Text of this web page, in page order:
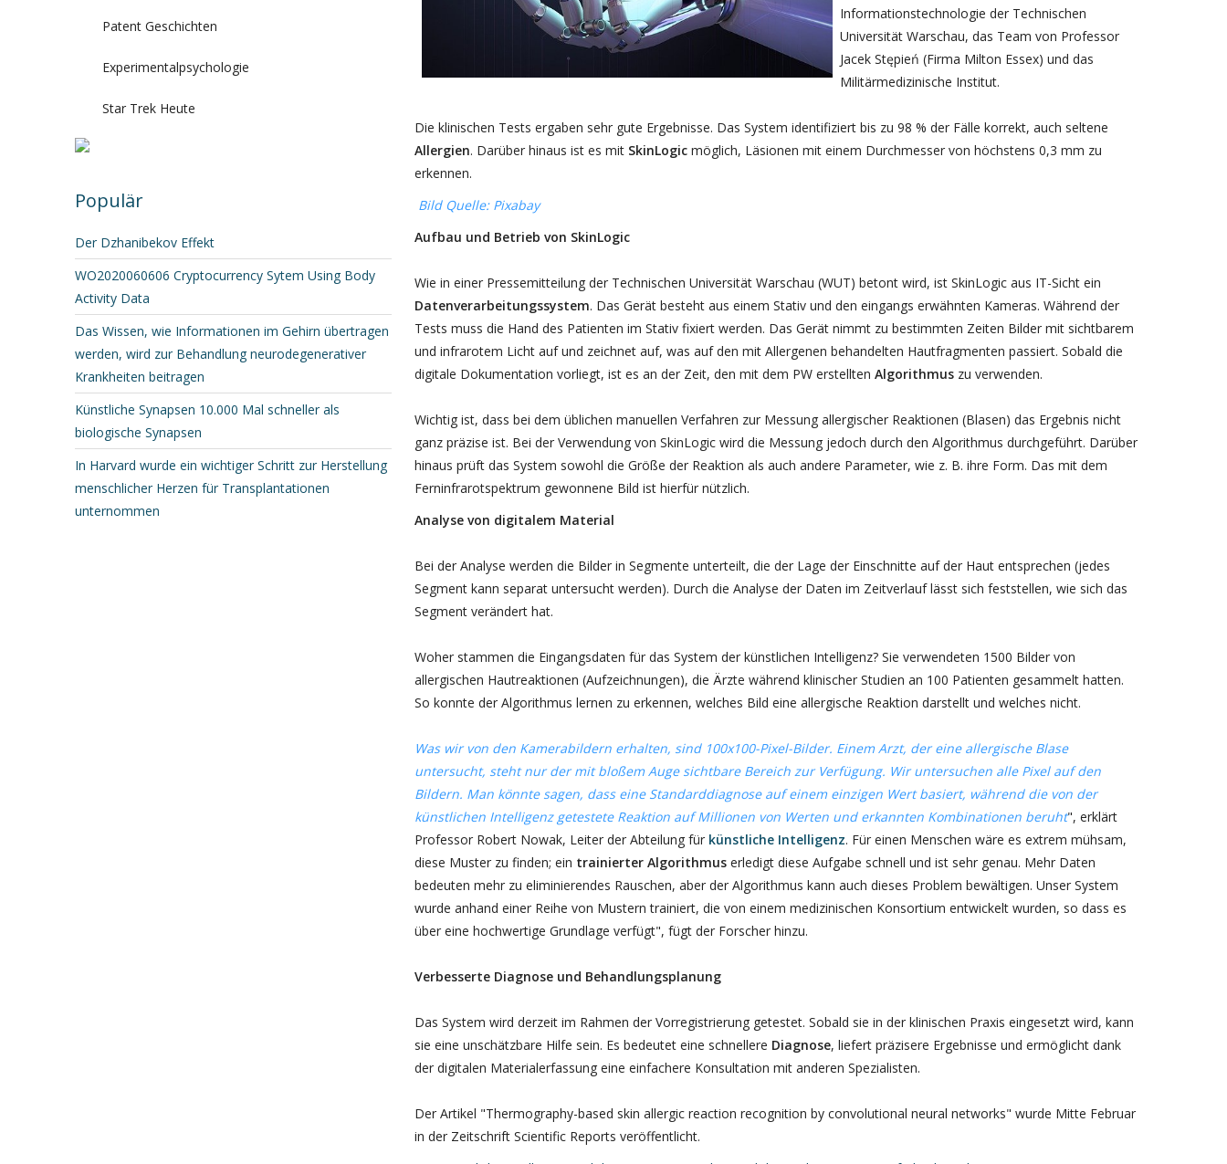
Informationstechnologie der Technischen
Universität Warschau, das Team von Professor
Jacek Stępień (Firma Milton Essex) und das
Militärmedizinische Institut.
Die klinischen Tests ergaben sehr gute Ergebnisse. Das System identifiziert bis zu 98 % der Fälle korrekt, auch seltene
Allergien. Darüber hinaus ist es mit SkinLogic möglich, Läsionen mit einem Durchmesser von höchstens 0,3 mm zu
erkennen.
Bild Quelle: Pixabay
Aufbau und Betrieb von SkinLogic
Wie in einer Pressemitteilung der Technischen Universität Warschau (WUT) betont wird, ist SkinLogic aus IT-Sicht ein
Datenverarbeitungssystem. Das Gerät besteht aus einem Stativ und den eingangs erwähnten Kameras. Während der
Tests muss die Hand des Patienten im Stativ fixiert werden. Das Gerät nimmt zu bestimmten Zeiten Bilder mit sichtbarem
und infrarotem Licht auf und zeichnet auf, was auf den mit Allergenen behandelten Hautfragmenten passiert. Sobald die
digitale Dokumentation vorliegt, ist es an der Zeit, den mit dem PW erstellten Algorithmus zu verwenden.
Wichtig ist, dass bei dem üblichen manuellen Verfahren zur Messung allergischer Reaktionen (Blasen) das Ergebnis nicht
ganz präzise ist. Bei der Verwendung von SkinLogic wird die Messung jedoch durch den Algorithmus durchgeführt. Darüber
hinaus prüft das System sowohl die Größe der Reaktion als auch andere Parameter, wie z. B. ihre Form. Das mit dem
Ferninfrarotspektrum gewonnene Bild ist hierfür nützlich.
Analyse von digitalem Material
Bei der Analyse werden die Bilder in Segmente unterteilt, die der Lage der Einschnitte auf der Haut entsprechen (jedes
Segment kann separat untersucht werden). Durch die Analyse der Daten im Zeitverlauf lässt sich feststellen, wie sich das
Segment verändert hat.
Woher stammen die Eingangsdaten für das System der künstlichen Intelligenz? Sie verwendeten 1500 Bilder von
allergischen Hautreaktionen (Aufzeichnungen), die Ärzte während klinischer Studien an 100 Patienten gesammelt hatten.
So konnte der Algorithmus lernen zu erkennen, welches Bild eine allergische Reaktion darstellt und welches nicht.
Was wir von den Kamerabildern erhalten, sind 100x100-Pixel-Bilder. Einem Arzt, der eine allergische Blase
untersucht, steht nur der mit bloßem Auge sichtbare Bereich zur Verfügung. Wir untersuchen alle Pixel auf den
Bildern. Man könnte sagen, dass eine Standarddiagnose auf einem einzigen Wert basiert, während die von der
künstlichen Intelligenz getestete Reaktion auf Millionen von Werten und erkannten Kombinationen beruht", erklärt
Professor Robert Nowak, Leiter der Abteilung für künstliche Intelligenz. Für einen Menschen wäre es extrem mühsam,
diese Muster zu finden; ein trainierter Algorithmus erledigt diese Aufgabe schnell und ist sehr genau. Mehr Daten
bedeuten mehr zu eliminierendes Rauschen, aber der Algorithmus kann auch dieses Problem bewältigen. Unser System
wurde anhand einer Reihe von Mustern trainiert, die von einem medizinischen Konsortium entwickelt wurden, so dass es
über eine hochwertige Grundlage verfügt", fügt der Forscher hinzu.
Verbesserte Diagnose und Behandlungsplanung
Das System wird derzeit im Rahmen der Vorregistrierung getestet. Sobald sie in der klinischen Praxis eingesetzt wird, kann
sie eine unschätzbare Hilfe sein. Es bedeutet eine schnellere Diagnose, liefert präzisere Ergebnisse und ermöglicht dank
der digitalen Materialerfassung eine einfachere Konsultation mit anderen Spezialisten.
Der Artikel "Thermography-based skin allergic reaction recognition by convolutional neural networks" wurde Mitte Februar
in der Zeitschrift Scientific Reports veröffentlicht.
Patent Geschichten
Experimentalpsychologie
Star Trek Heute
Populär
Der Dzhanibekov Effekt
WO2020060606 Cryptocurrency Sytem Using Body
Activity Data
Das Wissen, wie Informationen im Gehirn übertragen
werden, wird zur Behandlung neurodegenerativer
Krankheiten beitragen
Künstliche Synapsen 10.000 Mal schneller als
biologische Synapsen
In Harvard wurde ein wichtiger Schritt zur Herstellung
menschlicher Herzen für Transplantationen
unternommen